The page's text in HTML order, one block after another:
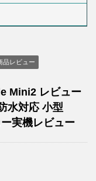
品レビュー
Mini2 レビュー
水対応 小型
実機レビュー